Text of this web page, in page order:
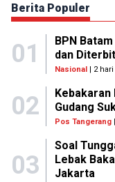
Berita Populer
01
BPN
dan
Nasional| 2 hari
02
Kebakaran
Gudang
Pos Tangerang|
03
Soal
Lebak
Jakarta